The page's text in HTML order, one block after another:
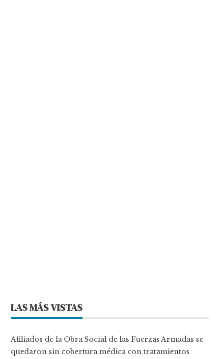
LAS MÁS VISTAS
Afiliados de la Obra Social de las Fuerzas Armadas se
quedaron sin cobertura médica con tratamientos